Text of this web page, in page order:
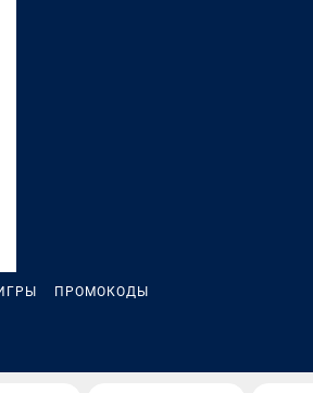
ПРОМОКОДЫ